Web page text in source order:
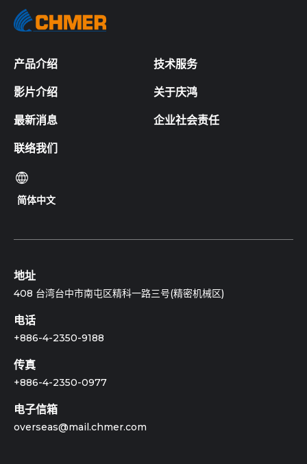
产品介绍 技术服务
影片介绍 关于庆鸿
最新消息 企业社会责任
联络我们
简体中文
地址
408 台湾台中市南屯区精科一路三号(精密机械区)
电话
+886-4-2350-9188
传真
+886-4-2350-0977
电子信箱
overseas@mail.chmer.com